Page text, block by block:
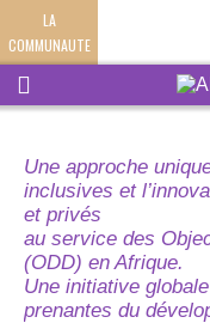
LA
COMMUNAUTE
Une approche
inclusives et
et privés
au service des
(ODD) en Afrique.
Une initiative
prenantes du